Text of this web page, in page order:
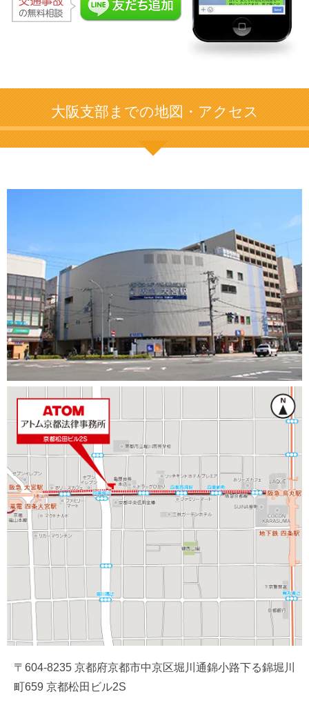
大阪支部までの地図・アクセス
〒604-8235 京都府京都市中京区堀川通錦小路下る錦堀川
町659 京都松田ビル2S